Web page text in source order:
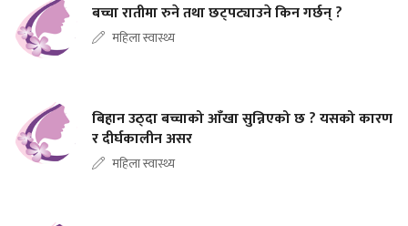
बच्चा रातीमा रुने तथा छट्पट्याउने किन गर्छन् ?
महिला स्वास्थ्य
बिहान उठ्दा बच्चाको आँखा सुन्निएको छ ? यसको कारण
र दीर्घकालीन असर
महिला स्वास्थ्य